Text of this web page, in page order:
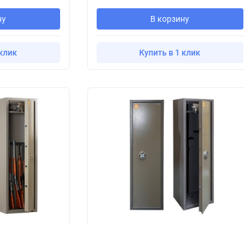
В корзину
Купить в 1 клик